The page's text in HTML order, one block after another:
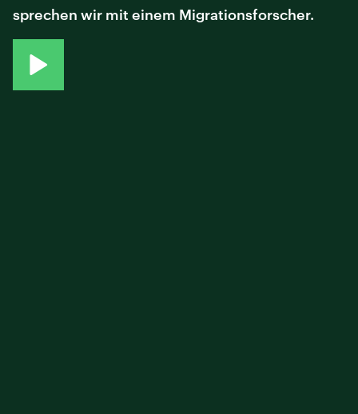
sprechen wir mit einem Migrationsforscher.